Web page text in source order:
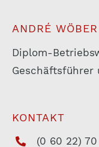
ANDRÉ WÖBER
Diplom-
Geschäftsführer
KONTAKT
(0 60 22) 70